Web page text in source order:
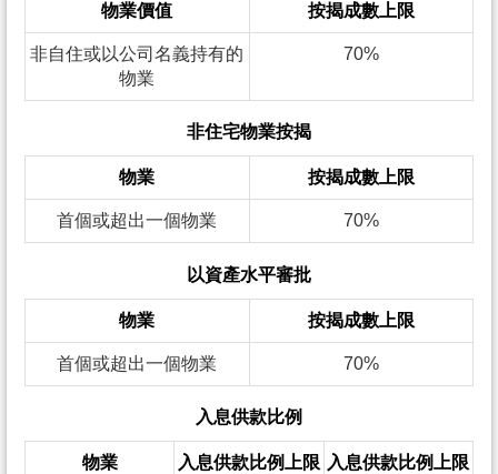
物業價值 按揭成數上限
非自住或以公司名義持有的
物業
70%
非住宅物業按揭
物業 按揭成數上限
首個或超出一個物業 70%
以資產水平審批
物業 按揭成數上限
首個或超出一個物業 70%
入息供款比例
物業
入息供款比例上限 入息供款比例上限